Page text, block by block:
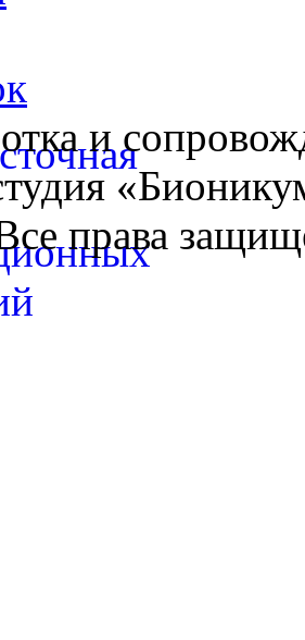
и
права